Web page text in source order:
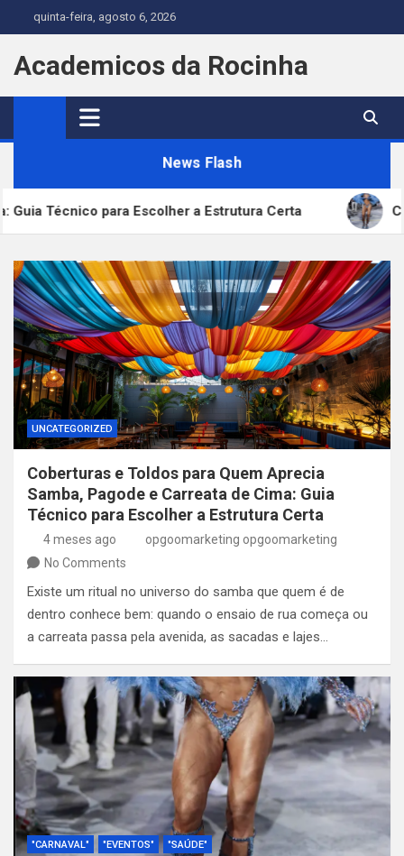
to
content
quinta-feira, agosto 6, 2026
Academicos da Rocinha
News Flash
para Escolher a Estrutura Certa Cirurgia
UNCATEGORIZED
Coberturas e Toldos para Quem Aprecia
Samba, Pagode e Carreata de Cima: Guia
Técnico para Escolher a Estrutura Certa
4 meses ago
opgoomarketing opgoomarketing
No Comments
Existe um ritual no universo do samba que quem é de
dentro conhece bem: quando o ensaio de rua começa ou
a carreata passa pela avenida, as sacadas e lajes…
"CARNAVAL" "EVENTOS" "SAÚDE"